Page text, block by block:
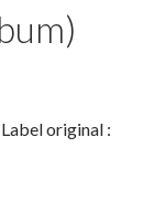
original :